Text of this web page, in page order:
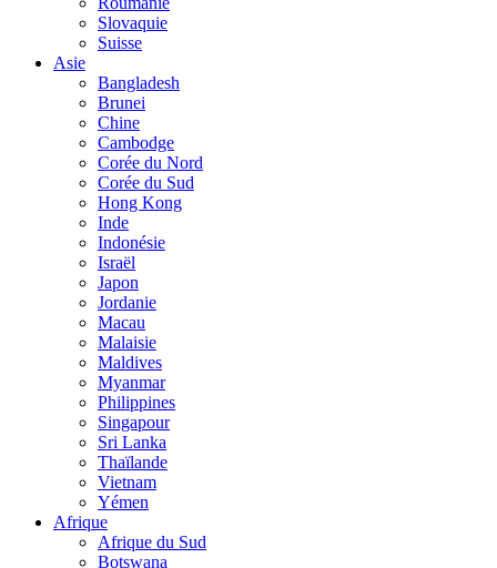
Slovaquie
Suisse
Asie
Bangladesh
Brunei
Chine
Cambodge
Corée du Nord
Corée du Sud
Hong Kong
Inde
Indonésie
Israël
Japon
Jordanie
Macau
Malaisie
Maldives
Myanmar
Philippines
Singapour
Sri Lanka
Thaïlande
Vietnam
Yémen
Afrique
Afrique du Sud
Botswana